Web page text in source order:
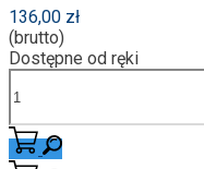
136,00 zł
(brutto)
Dostępne od ręki